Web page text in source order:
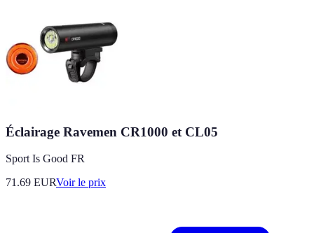
Éclairage Ravemen CR1000 et CL05
Sport Is Good FR
71.69 EURVoir le prix